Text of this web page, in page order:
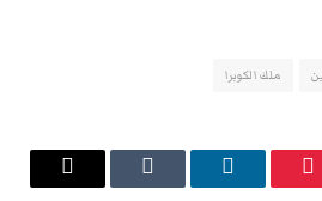
ملك الكوبرا
بينتيريستلينكدإن Tumblr
البريد